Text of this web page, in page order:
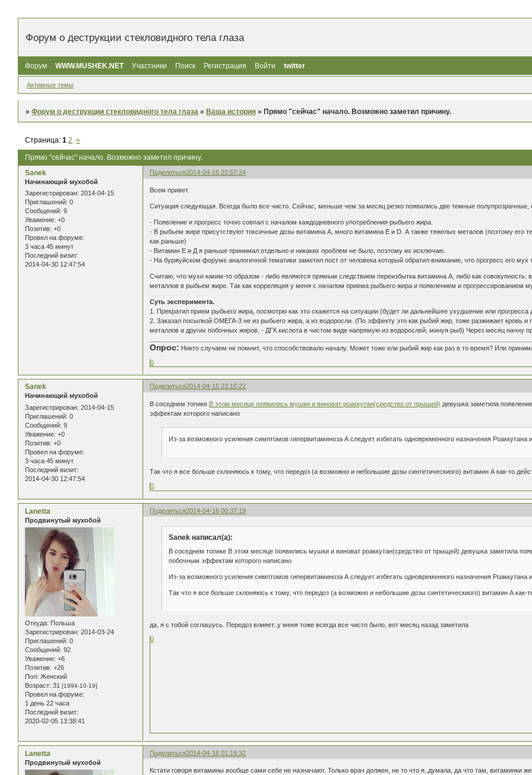
Форум о деструкции стекловидного тела глаза
Форум WWW.MUSHEK.NET Участники Поиск Регистрация Войти twitter
Активные темы
»Форум о деструкции стекловидного тела глаза »Ваша история »Прямо "сейчас" начало. Возможно заметил причину.
Прямо "сейчас" начало. Возможно заметил причину.
Страница:1 2 »
Поделиться2014-04-15 22:57:24
Sanek
Начинающий мухобой
Зарегистрирован: 2014-04-15
Приглашений: 0
Сообщений: 9
Уважение: +0
Позитив: +0
Провел на форуме:
3 часа 45 минут
Последний визит:
2014-04-30 12:47:54
Всем привет.
Ситуация следующая. Всегда было все чисто. Сейчас, меньше чем за месяц резко появились две темные полупрозрачные,
- Появление и прогресс точно совпал с началом каждодневного употребления рыбьего жира.
- В рыбьем жире присутствуют токсичные дозы витамина А, много витамина Е и D. А также тяжелых металов (поэтому его
как раньше)
- Витамин Е и Д я раньше принимал отдельно и никаких проблем не было, поэтому их исключаю.
- На буржуйском форуме аналогичной тематики заметил пост от человека который обратил внимание, что прогресс его
Считаю, что мухи каким-то образом - либо являются прямым следствием переизбытка витамина А, либо как совокупность:
металлов в рыбьем жире. Так как корреляция у меня с началом приема рыбьего жира и появлением и прогрессированием
Суть эксперимента.
1. Прекратил прием рыбьего жира, посмотрю как это скажется на ситуации (будет ли дальнейшее ухудшение или прогресса
2. Заказал посылкой ОМЕГА-3 не из рыбьего жира, а из водоросли. (По эффекту это как рыбий жир, тоже разжижает кровь и
металлов и других побочных жиров, - ДГК кислота в чистом виде напрямую из водорослей, минуя рыб) Через месяц начну
Опрос: Никто случаем не помнит, что способствовало началу. Может тоже ели рыбий жир как раз в то время? Или
0
Поделиться2014-04-15 23:16:22
Sanek
Начинающий мухобой
Зарегистрирован: 2014-04-15
Приглашений: 0
Сообщений: 9
Уважение: +0
Позитив: +0
Провел на форуме:
3 часа 45 минут
Последний визит:
2014-04-30 12:47:54
В соседнем топике В этом месяце появились мушки и виноват роаккутан(средство от прыщей) девушка заметила
эффектам которого написано
Из-за возможного усиления симптомов гипервитаминоза А следует избегать одновременного назначения Роаккутана
Так что я все больше склоняюсь к тому, что передоз (а возможно и небольшие дозы синтетическиого) витамин А как-то
0
Поделиться2014-04-16 00:37:19
Lanetta
Продвинутый мухобой
Откуда: Польша
Зарегистрирован: 2014-03-24
Приглашений: 0
Сообщений: 92
Уважение: +6
Позитив: +26
Пол: Женский
Возраст: 31 [1994-10-19]
Провел на форуме:
1 день 22 часа
Последний визит:
2020-02-05 13:38:41
Sanek написал(а):
В соседнем топике В этом месяце появились мушки и виноват роаккутан(средство от прыщей) девушка заметила
побочным эффектам которого написано
Из-за возможного усиления симптомов гипервитаминоза А следует избегать одновременного назначения Роаккутана
Так что я все больше склоняюсь к тому, что передоз (а возможно и небольшие дозы синтетическиого) витамин А как-
да, я с тобой соглашусь. Передоз влияет..у меня тоже всегда все чисто было, вот месяц назад заметила
0
Поделиться2014-04-16 01:19:32
Lanetta
Продвинутый мухобой
Кстати говоря витамины вообще сами себе не назначают. Только врач должен, не то что я..думала, да что там, витаминки